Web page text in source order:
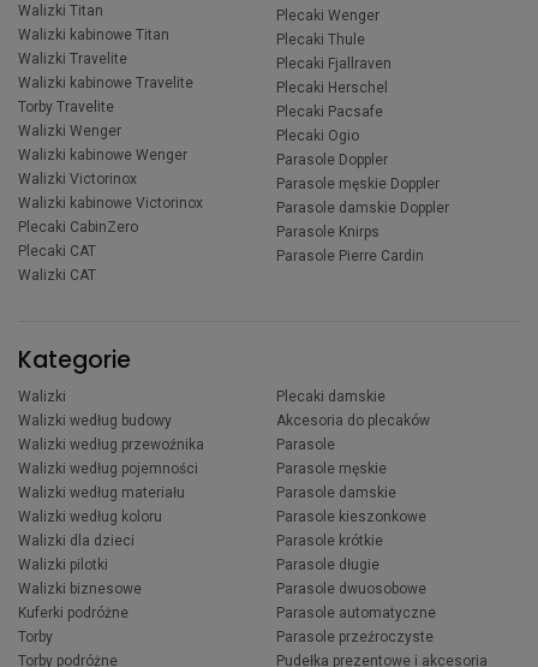
Walizki Titan
Walizki kabinowe Titan
Walizki Travelite
Walizki kabinowe Travelite
Torby Travelite
Walizki Wenger
Walizki kabinowe Wenger
Walizki Victorinox
Walizki kabinowe Victorinox
Plecaki CabinZero
Plecaki CAT
Walizki CAT
Plecaki Wenger
Plecaki Thule
Plecaki Fjallraven
Plecaki Herschel
Plecaki Pacsafe
Plecaki Ogio
Parasole Doppler
Parasole męskie Doppler
Parasole damskie Doppler
Parasole Knirps
Parasole Pierre Cardin
Kategorie
Walizki
Walizki według budowy
Walizki według przewoźnika
Walizki według pojemności
Walizki według materiału
Walizki według koloru
Walizki dla dzieci
Walizki pilotki
Walizki biznesowe
Kuferki podróżne
Torby
Torby podróżne
Plecaki damskie
Akcesoria do plecaków
Parasole
Parasole męskie
Parasole damskie
Parasole kieszonkowe
Parasole krótkie
Parasole długie
Parasole dwuosobowe
Parasole automatyczne
Parasole przeźroczyste
Pudełka prezentowe i akcesoria